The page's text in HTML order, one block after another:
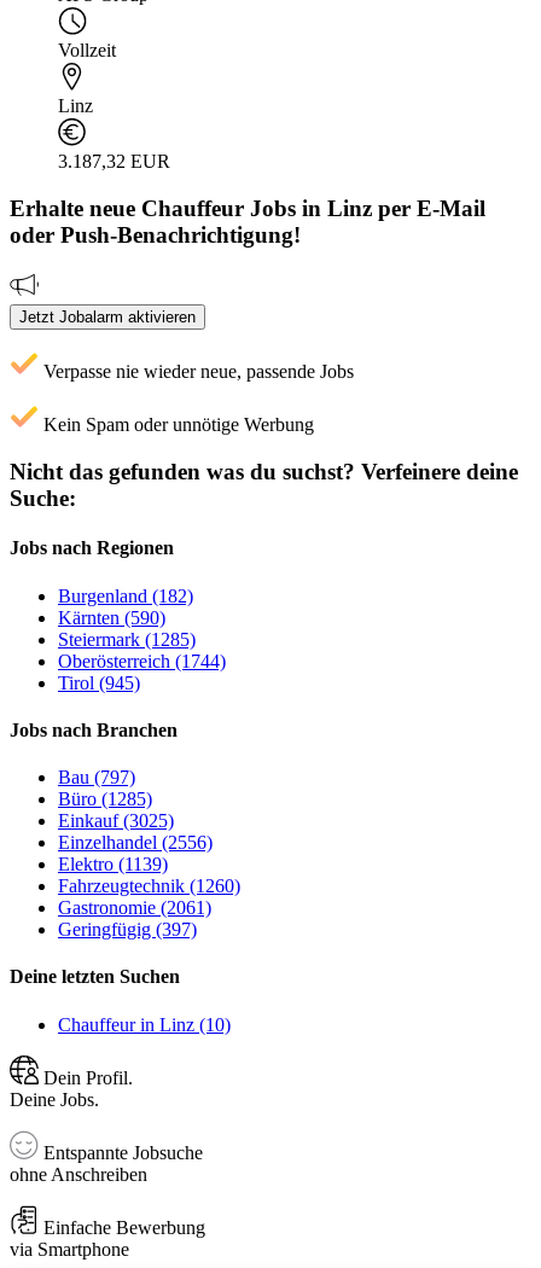
Vollzeit
Linz
3.187,32 EUR
Erhalte neue Chauffeur Jobs in Linz per E-Mail
oder Push-Benachrichtigung!
Jetzt Jobalarm aktivieren
Verpasse nie wieder neue, passende Jobs
Kein Spam oder unnötige Werbung
Nicht das gefunden was du suchst? Verfeinere deine
Suche:
Jobs nach Regionen
Burgenland (182)
Kärnten (590)
Steiermark (1285)
Oberösterreich (1744)
Tirol (945)
Jobs nach Branchen
Bau (797)
Büro (1285)
Einkauf (3025)
Einzelhandel (2556)
Elektro (1139)
Fahrzeugtechnik (1260)
Gastronomie (2061)
Geringfügig (397)
Deine letzten Suchen
Chauffeur in Linz (10)
Dein Profil.
Deine Jobs.
Entspannte Jobsuche
ohne Anschreiben
Einfache Bewerbung
via Smartphone